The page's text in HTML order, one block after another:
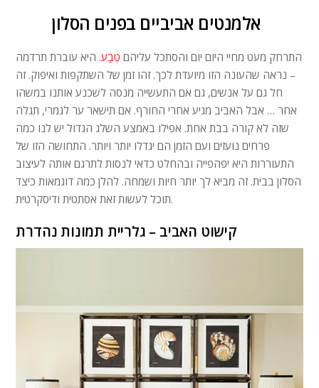
אלמנטים אביביים בפנים הסלון
התרחק מעט מחיי היום יום והסתכל עליהם טֶבַע. היא עוברת תרדמה
– נראה שהעונה הזו מיועדת לכך. זהו זמן של השתקפות ואיפוק. זה
חל גם על אנשים, גם אם התעשייה מנסה לשכנע אותנו במשהו
אחר … אבל האביב מגיע אחרי החורף. אם תישאר ער לגמרי, תגלה
שזה לא קורה בבת אחת. אפילו באמצע השלג הגדול יש לנו כמה
פרחים נועזים ועם הזמן הם יגדלו יותר ויותר. התחושה הזו של
התעוררות היא יפהפייה ובהחלט כדאי לנסות לתרגם אותה לעיצוב
הסלון בבית. זה מביא לך יותר חיות ושמחה. להלן כמה דוגמאות כיצד
תוכל לעשות זאת אסתטית ודיסקרטית.
קישוט האביב – גלריית תמונות נהדרת